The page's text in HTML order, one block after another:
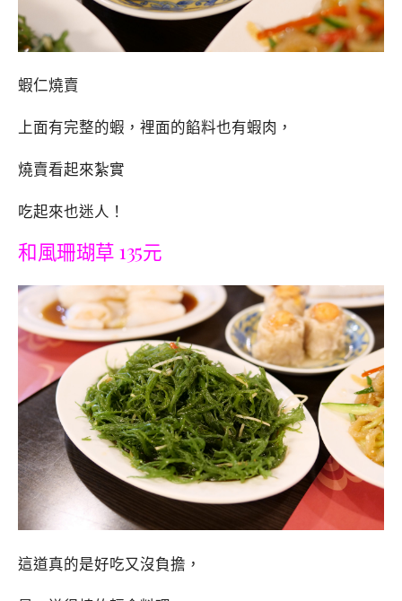
蝦仁燒賣
上面有完整的蝦，裡面的餡料也有蝦肉，
燒賣看起來紮實
吃起來也迷人！
和風珊瑚草 135元
這道真的是好吃又沒負擔，